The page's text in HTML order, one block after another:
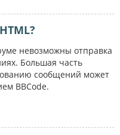
невозможны отправка
Большая часть
сообщений может
BBCode.